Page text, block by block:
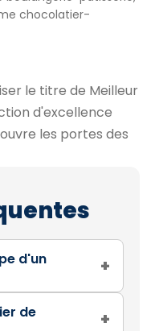
chocolatier-
le titre de Meilleur
d'excellence
les portes des
d'un +
de +